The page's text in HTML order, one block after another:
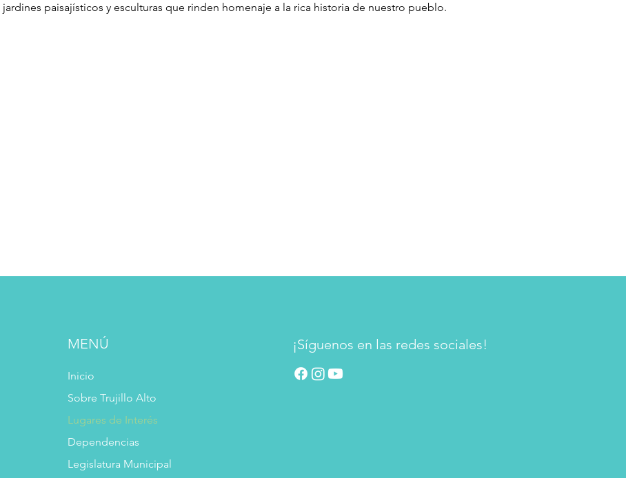
paisajísticos y esculturas que rinden homenaje a la rica historia de nuestro pueblo.
MENÚ
Inicio
Sobre Trujillo Alto
Lugares de Interés
Dependencias
Legislatura Municipal
¡Síguenos en las redes sociales!